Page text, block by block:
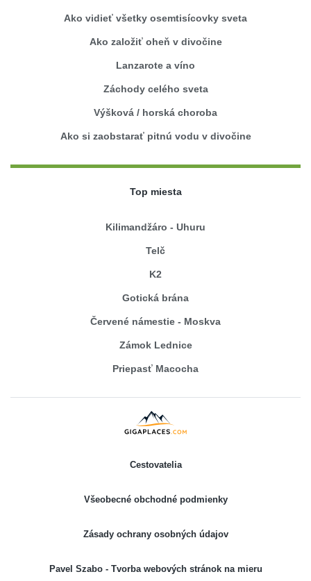
Ako vidieť všetky osemtisícovky sveta
Ako založiť oheň v divočine
Lanzarote a víno
Záchody celého sveta
Výšková / horská choroba
Ako si zaobstarať pitnú vodu v divočine
Top miesta
Kilimandžáro - Uhuru
Telč
K2
Gotická brána
Červené námestie - Moskva
Zámok Lednice
Priepasť Macocha
Cestovatelia
Všeobecné obchodné podmienky
Zásady ochrany osobných údajov
Pavel Szabo - Tvorba webových stránok na mieru